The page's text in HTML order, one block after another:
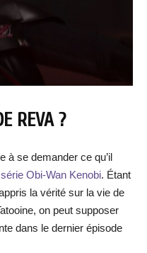
REVA ?
à se demander ce qu’il
Obi-Wan Kenobi. Étant
la vérité sur la vie de
on peut supposer
dans le dernier épisode